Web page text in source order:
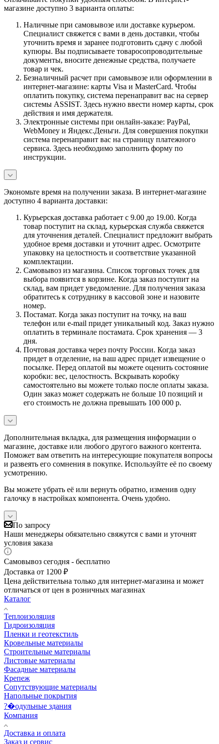
магазине доступно 3 варианта оплаты:
Наличные при самовывозе или доставке курьером.
Специалист свяжется с вами в день доставки, чтобы
уточнить время и заранее подготовить сдачу с любой
купюры. Вы подписываете товаросопроводительные
документы, вносите денежные средства, получаете
товар и чек.
Безналичный расчет при самовывозе или оформлении в
интернет-магазине: карты Visa и MasterCard. Чтобы
оплатить покупку, система перенаправит вас на сервер
системы ASSIST. Здесь нужно ввести номер карты, срок
действия и имя держателя.
Электронные системы при онлайн-заказе: PayPal,
WebMoney и Яндекс.Деньги. Для совершения покупки
система перенаправит вас на страницу платежного
сервиса. Здесь необходимо заполнить форму по
инструкции.
Экономьте время на получении заказа. В интернет-магазине
доступно 4 варианта доставки:
Курьерская доставка работает с 9.00 до 19.00. Когда
товар поступит на склад, курьерская служба свяжется
для уточнения деталей. Специалист предложит выбрать
удобное время доставки и уточнит адрес. Осмотрите
упаковку на целостность и соответствие указанной
комплектации.
Самовывоз из магазина. Список торговых точек для
выбора появится в корзине. Когда заказ поступит на
склад, вам придет уведомление. Для получения заказа
обратитесь к сотруднику в кассовой зоне и назовите
номер.
Постамат. Когда заказ поступит на точку, на ваш
телефон или e-mail придет уникальный код. Заказ нужно
оплатить в терминале постамата. Срок хранения — 3
дня.
Почтовая доставка через почту России. Когда заказ
придет в отделение, на ваш адрес придет извещение о
посылке. Перед оплатой вы можете оценить состояние
коробки: вес, целостность. Вскрывать коробку
самостоятельно вы можете только после оплаты заказа.
Один заказ может содержать не больше 10 позиций и
его стоимость не должна превышать 100 000 р.
Дополнительная вкладка, для размещения информации о
магазине, доставке или любого другого важного контента.
Поможет вам ответить на интересующие покупателя вопросы
и развеять его сомнения в покупке. Используйте её по своему
усмотрению.
Вы можете убрать её или вернуть обратно, изменив одну
галочку в настройках компонента. Очень удобно.
По запросу
Наши менеджеры обязательно свяжутся с вами и уточнят
условия заказа
Самовывоз сегодня - бесплатно
Доставка от 1200 ₽
Цена действительна только для интернет-магазина и может
отличаться от цен в розничных магазинах
Каталог
Теплоизоляция
Гидроизоляция
Пленки и геотекстиль
Кровельные материалы
Строительные материалы
Листовые материалы
Фасадные материалы
Крепеж
Сопутствующие материалы
Напольные покрытия
?�одульные здания
Компания
Доставка и оплата
Заказ и сервис